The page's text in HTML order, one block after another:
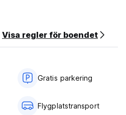
Visa regler för boendet
Gratis parkering
Flygplatstransport